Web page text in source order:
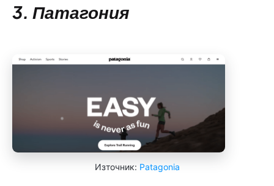
3. Патагония
Източник: Patagonia